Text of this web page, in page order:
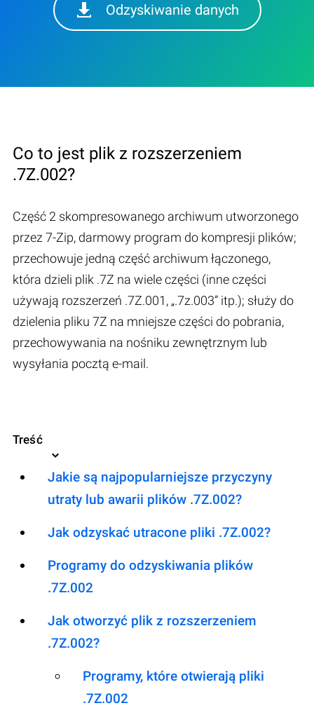
Odzyskiwanie danych
Co to jest plik z rozszerzeniem
.7Z.002?
Część 2 skompresowanego archiwum utworzonego
przez 7-Zip, darmowy program do kompresji plików;
przechowuje jedną część archiwum łączonego,
która dzieli plik .7Z na wiele części (inne części
używają rozszerzeń .7Z.001, „.7z.003” itp.); służy do
dzielenia pliku 7Z na mniejsze części do pobrania,
przechowywania na nośniku zewnętrznym lub
wysyłania pocztą e-mail.
Treść
Jakie są najpopularniejsze przyczyny
utraty lub awarii plików .7Z.002?
Jak odzyskać utracone pliki .7Z.002?
Programy do odzyskiwania plików
.7Z.002
Jak otworzyć plik z rozszerzeniem
.7Z.002?
Programy, które otwierają pliki
.7Z.002